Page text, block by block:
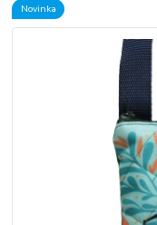
Novinka